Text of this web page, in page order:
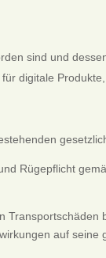
sind und
digitale
Rügepflicht
auf seine